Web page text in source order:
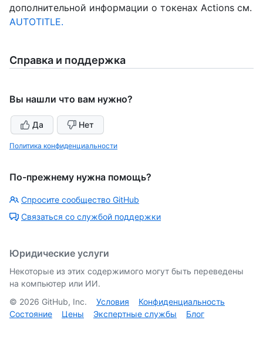
дополнительной информации о токенах Actions см.
AUTOTITLE.
Справка и поддержка
Вы нашли что вам нужно?
Да Нет
Политика конфиденциальности
По-прежнему нужна помощь?
Спросите сообщество GitHub
Связаться со службой поддержки
Юридические услуги
Некоторые из этих содержимого могут быть переведены
на компьютер или ИИ.
© 2026 GitHub, Inc. Условия
Конфиденциальность
Состояние
Цены Экспертные службы Блог